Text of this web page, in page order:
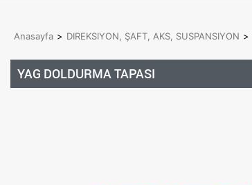
Anasayfa > DIREKSIYON, ŞAFT, AKS, SUSPANSIYON >
YAG DOLDURMA TAPASI